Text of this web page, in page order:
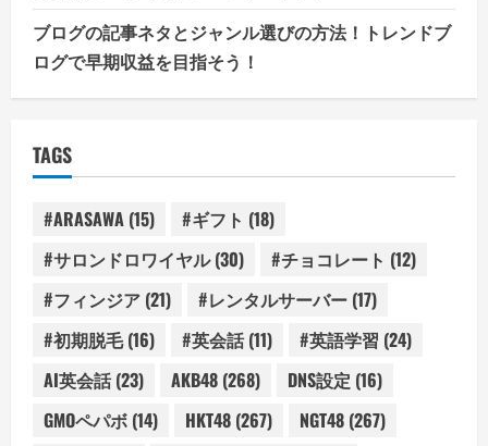
ブログの記事ネタとジャンル選びの方法！トレンドブ
ログで早期収益を目指そう！
TAGS
#ARASAWA (15) #ギフト (18)
#サロンドロワイヤル(30) #チョコレート (12)
#フィンジア (21) #レンタルサーバー (17)
#初期脱毛(16) #英会話(11) #英語学習 (24)
AI英会話(23) AKB48 (268) DNS設定 (16)
GMOペパボ (14) HKT48 (267) NGT48 (267)